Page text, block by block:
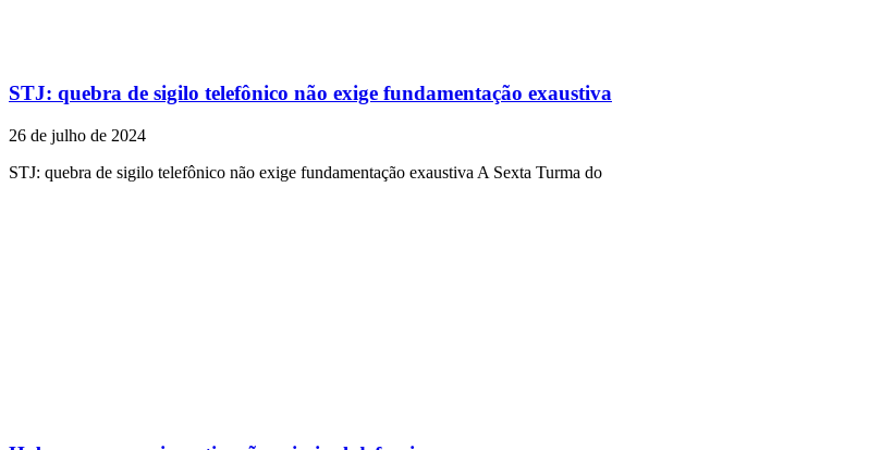
STJ: quebra de sigilo telefônico não exige fundamentação exaustiva
26 de julho de 2024
STJ: quebra de sigilo telefônico não exige fundamentação exaustiva A Sexta Turma do